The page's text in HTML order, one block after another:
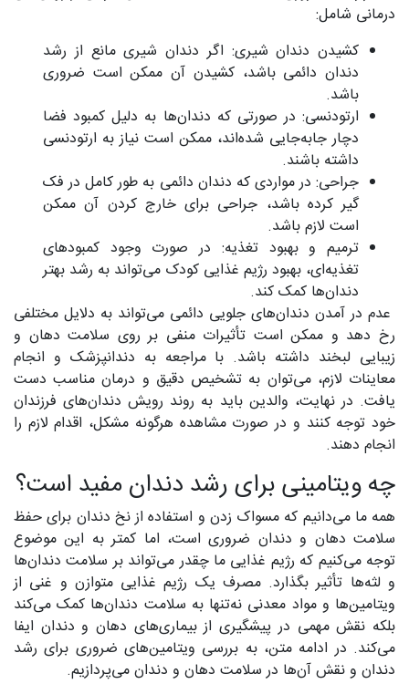
درمانی شامل:
کشیدن دندان شیری: اگر دندان شیری مانع از رشد
دندان دائمی باشد، کشیدن آن ممکن است ضروری
باشد.
ارتودنسی: در صورتی که دندان‌ها به دلیل کمبود فضا
دچار جابه‌جایی شده‌اند، ممکن است نیاز به ارتودنسی
داشته باشند.
جراحی: در مواردی که دندان دائمی به طور کامل در فک
گیر کرده باشد، جراحی برای خارج کردن آن ممکن
است لازم باشد.
ترمیم و بهبود تغذیه: در صورت وجود کمبودهای
تغذیه‌ای، بهبود رژیم غذایی کودک می‌تواند به رشد بهتر
دندان‌ها کمک کند.
عدم در آمدن دندان‌های جلویی دائمی می‌تواند به دلایل مختلفی
رخ دهد و ممکن است تأثیرات منفی بر روی سلامت دهان و
زیبایی لبخند داشته باشد. با مراجعه به دندانپزشک و انجام
معاینات لازم، می‌توان به تشخیص دقیق و درمان مناسب دست
یافت. در نهایت، والدین باید به روند رویش دندان‌های فرزندان
خود توجه کنند و در صورت مشاهده هرگونه مشکل، اقدام لازم را
انجام دهند.
چه ویتامینی برای رشد دندان مفید است؟
همه ما می‌دانیم که مسواک زدن و استفاده از نخ دندان برای حفظ
سلامت دهان و دندان ضروری است، اما کمتر به این موضوع
توجه می‌کنیم که رژیم غذایی ما چقدر می‌تواند بر سلامت دندان‌ها
و لثه‌ها تأثیر بگذارد. مصرف یک رژیم غذایی متوازن و غنی از
ویتامین‌ها و مواد معدنی نه‌تنها به سلامت دندان‌ها کمک می‌کند
بلکه نقش مهمی در پیشگیری از بیماری‌های دهان و دندان ایفا
می‌کند. در ادامه متن، به بررسی ویتامین‌های ضروری برای رشد
دندان و نقش آن‌ها در سلامت دهان و دندان می‌پردازیم.